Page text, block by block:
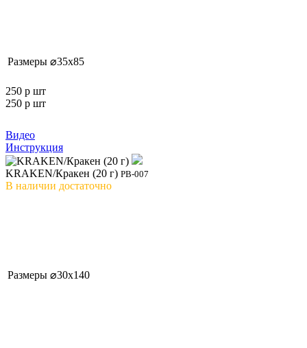
Размеры ⌀35x85
250 р шт
250 р шт
Видео
Инструкция
KRAKEN/Кракен (20 г) РВ-007
В наличии достаточно
Размеры ⌀30x140